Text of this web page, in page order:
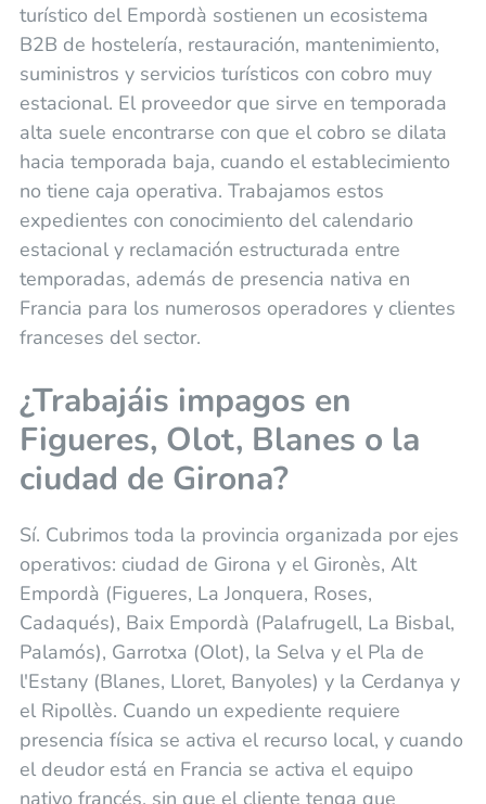
turístico del Empordà sostienen un ecosistema
B2B de hostelería, restauración, mantenimiento,
suministros y servicios turísticos con cobro muy
estacional. El proveedor que sirve en temporada
alta suele encontrarse con que el cobro se dilata
hacia temporada baja, cuando el establecimiento
no tiene caja operativa. Trabajamos estos
expedientes con conocimiento del calendario
estacional y reclamación estructurada entre
temporadas, además de presencia nativa en
Francia para los numerosos operadores y clientes
franceses del sector.
¿Trabajáis impagos en
Figueres, Olot, Blanes o la
ciudad de Girona?
Sí. Cubrimos toda la provincia organizada por ejes
operativos: ciudad de Girona y el Gironès, Alt
Empordà (Figueres, La Jonquera, Roses,
Cadaqués), Baix Empordà (Palafrugell, La Bisbal,
Palamós), Garrotxa (Olot), la Selva y el Pla de
l'Estany (Blanes, Lloret, Banyoles) y la Cerdanya y
el Ripollès. Cuando un expediente requiere
presencia física se activa el recurso local, y cuando
el deudor está en Francia se activa el equipo
nativo francés, sin que el cliente tenga que